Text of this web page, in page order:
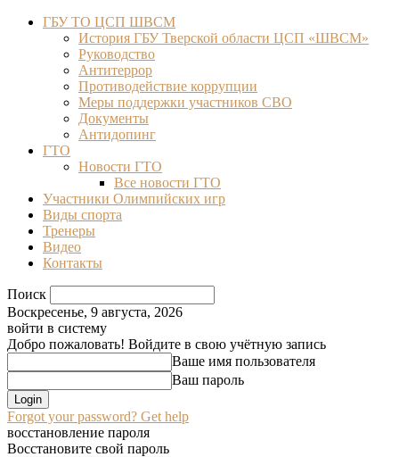
ГБУ ТО ЦСП ШВСМ
История ГБУ Тверской области ЦСП «ШВСМ»
Руководство
Антитеррор
Противодействие коррупции
Меры поддержки участников СВО
Документы
Антидопинг
ГТО
Новости ГТО
Все новости ГТО
Участники Олимпийских игр
Виды спорта
Тренеры
Видео
Контакты
Поиск
Воскресенье, 9 августа, 2026
войти в систему
Добро пожаловать! Войдите в свою учётную запись
Ваше имя пользователя
Ваш пароль
Forgot your password? Get help
восстановление пароля
Восстановите свой пароль